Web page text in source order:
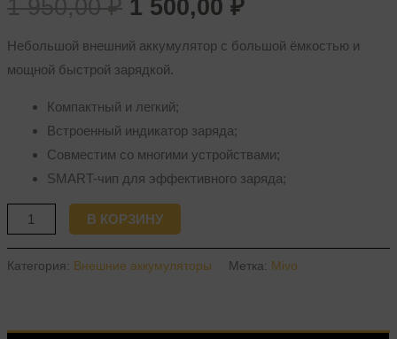
1 950,00₽ 1 500,00₽
Небольшой внешний аккумулятор с большой ёмкостью и
мощной быстрой зарядкой.
Компактный и легкий;
Встроенный индикатор заряда;
Совместим со многими устройствами;
SMART-чип для эффективного заряда;
В КОРЗИНУ
Категория: Внешние аккумуляторы Метка: Mivo